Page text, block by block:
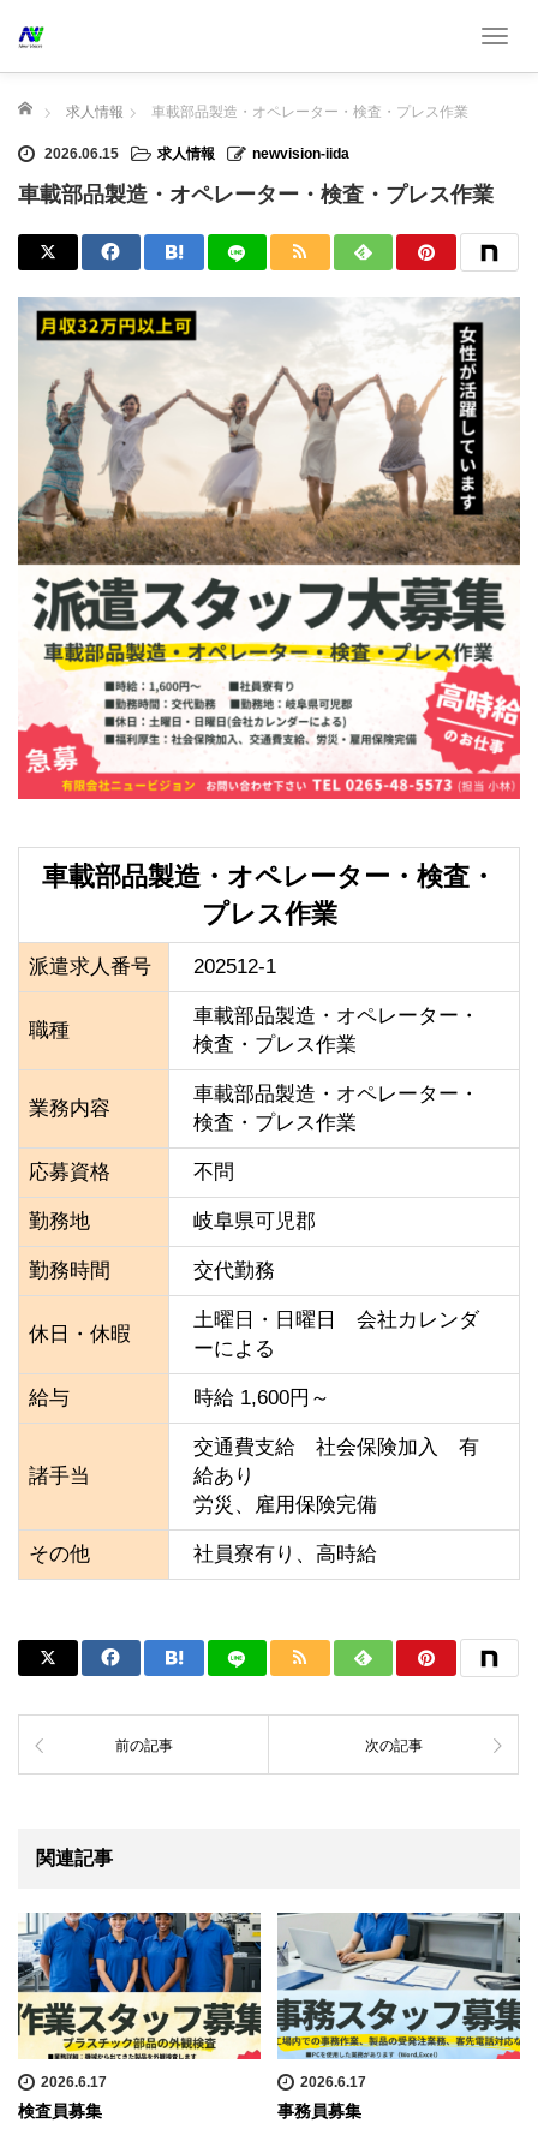
T
o
a
v
i
t
i
ホーム 求人情報 車載部品製造・オペレーター・検査・プレス作業
2026.06.15 求人情報 newvision-iida
車載部品製造・オペレーター・検査・プレス作業
車載部品製造・オペレーター・検査・
プレス作業
派遣求人番号 202512-1
職種
車載部品製造・オペレーター・
検査・プレス作業
業務内容
車載部品製造・オペレーター・
検査・プレス作業
応募資格 不問
勤務地 岐阜県可児郡
勤務時間 交代勤務
休日・休暇
土曜日・日曜日　会社カレンダ
ーによる
給与 時給 1,600円～
諸手当
交通費支給　社会保険加入　有
給あり
労災、雇用保険完備
その他 社員寮有り、高時給
前の記事 次の記事
関連記事
2026.6.17
検査員募集
2026.6.17
事務員募集